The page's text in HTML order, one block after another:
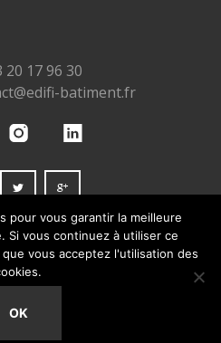
20 17 96 30
batiment.fr
pour vous garantir la meilleure
Si vous continuez à utiliser ce
vous acceptez l'utilisation des
OK